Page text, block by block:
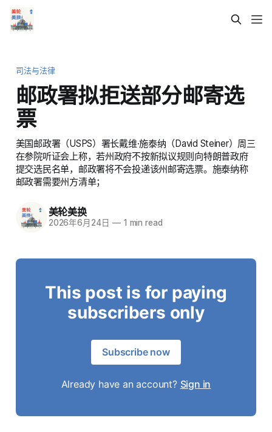
司法与法律
邮政署拟拒送部分邮寄选
票
美国邮政署（USPS）署长戴维·施泰纳（David Steiner）周三
在参院听证会上称，若州政府不按新拟议规则向特朗普政府
提交选民名单，邮政署将不会投递该州邮寄选票。施泰纳称
邮政署需要州方清单；
美轮美换
2026年6月24日 —1 min read
This post is for paying
subscribers only
Subscribe now
Already have an account? Sign in